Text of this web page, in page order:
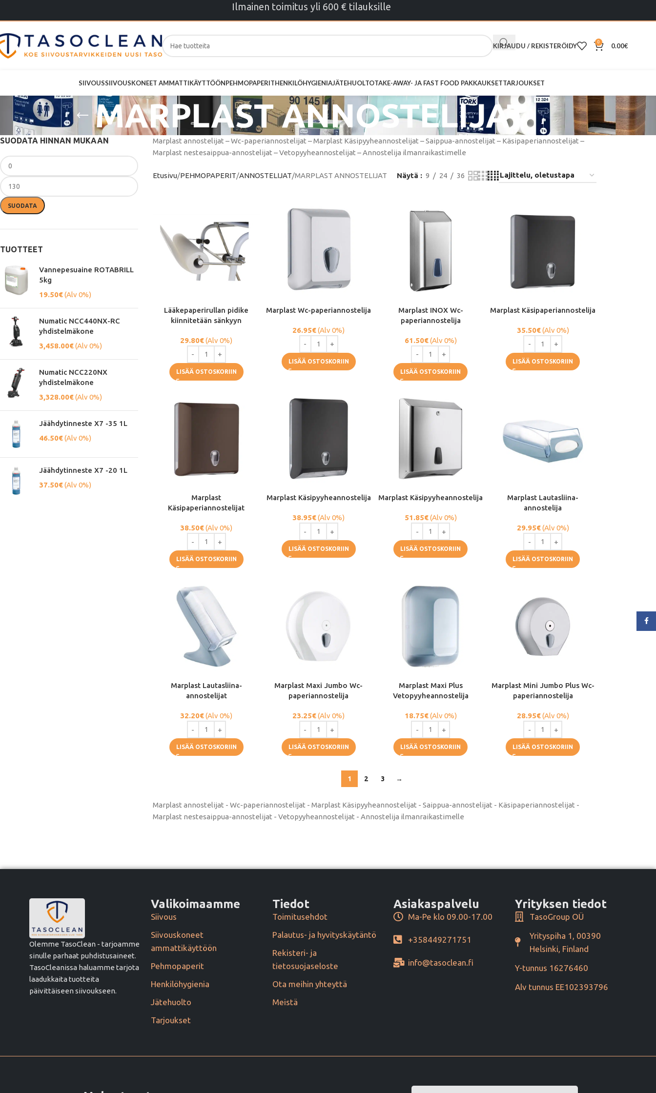
Ilmainen toimitus yli 600 € tilauksille
KIRJAUDU / REKISTERÖIDY 0 0.00€
SIIVOUSSIIVOUSKONEET AMMATTIKÄYTTÖÖNPEHMOPAPERITHENKILÖHYGIENIAJÄTEHUOLTOTAKE-AWAY- JA FAST FOOD PAKKAUKSETTARJOUKSET
MARPLAST ANNOSTELIJAT
SUODATA HINNAN MUKAAN
SUODATA
TUOTTEET
Vannepesuaine ROTABRILL
5kg
19.50€(Alv 0%)
Numatic NCC440NX-RC
yhdistelmäkone
3,458.00€(Alv 0%)
Numatic NCC220NX
yhdistelmäkone
3,328.00€(Alv 0%)
Jäähdytinneste X7 -35 1L
46.50€(Alv 0%)
Jäähdytinneste X7 -20 1L
37.50€(Alv 0%)
Marplast annostelijat – Wc-paperiannostelijat – Marplast Käsipyyheannostelijat – Saippua-annostelijat – Käsipaperiannostelijat –
Marplast nestesaippua-annostelijat – Vetopyyheannostelijat – Annostelija ilmanraikastimelle
Etusivu PEHMOPAPERIT ANNOSTELIJAT MARPLAST ANNOSTELIJAT Näytä 9 24 36
Lääkepaperirullan pidike
kiinnitetään sänkyyn
29.80€(Alv 0%)
LISÄÄ OSTOSKORIIN
Marplast Wc-paperiannostelija
26.95€(Alv 0%)
LISÄÄ OSTOSKORIIN
Marplast INOX Wc-
paperiannostelija
61.50€(Alv 0%)
LISÄÄ OSTOSKORIIN
Marplast Käsipaperiannostelija
35.50€(Alv 0%)
LISÄÄ OSTOSKORIIN
Marplast
Käsipaperiannostelijat
38.50€(Alv 0%)
LISÄÄ OSTOSKORIIN
Marplast Käsipyyheannostelija
38.95€(Alv 0%)
LISÄÄ OSTOSKORIIN
Marplast Käsipyyheannostelija
51.85€(Alv 0%)
LISÄÄ OSTOSKORIIN
Marplast Lautasliina-
annostelija
29.95€(Alv 0%)
LISÄÄ OSTOSKORIIN
Marplast Lautasliina-
annostelijat
32.20€(Alv 0%)
LISÄÄ OSTOSKORIIN
Marplast Maxi Jumbo Wc-
paperiannostelija
23.25€(Alv 0%)
LISÄÄ OSTOSKORIIN
Marplast Maxi Plus
Vetopyyheannostelija
18.75€(Alv 0%)
LISÄÄ OSTOSKORIIN
Marplast Mini Jumbo Plus Wc-
paperiannostelija
28.95€(Alv 0%)
LISÄÄ OSTOSKORIIN
1 2 3 →
Marplast annostelijat - Wc-paperiannostelijat - Marplast Käsipyyheannostelijat - Saippua-annostelijat - Käsipaperiannostelijat -
Marplast nestesaippua-annostelijat - Vetopyyheannostelijat - Annostelija ilmanraikastimelle
Olemme TasoClean - tarjoamme
sinulle parhaat puhdistusaineet.
TasoCleanissa haluamme tarjota
laadukkaita tuotteita
päivittäiseen siivoukseen.
Valikoimaamme
Siivous
Siivouskoneet
ammattikäyttöön
Pehmopaperit
Henkilöhygienia
Jätehuolto
Tarjoukset
Tiedot
Toimitusehdot
Palautus- ja hyvityskäytäntö
Rekisteri- ja
tietosuojaseloste
Ota meihin yhteyttä
Meistä
Asiakaspalvelu
Ma-Pe klo 09.00-17.00
+358449271751
info@tasoclean.fi
Yrityksen tiedot
TasoGroup OÜ
Yrityspiha 1, 00390
Helsinki, Finland
Y-tunnus 16276460
Alv tunnus EE102393796